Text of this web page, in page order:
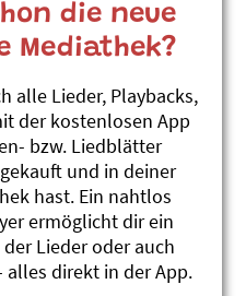
Chind
Liedli, Best-of 1958-
die neue
Mediathek?
alle Lieder, Playbacks,
der kostenlosen App
bzw. Liedblätter
und in deiner
hast. Ein nahtlos
ermöglicht dir ein
Lieder oder auch
alles direkt in der App.